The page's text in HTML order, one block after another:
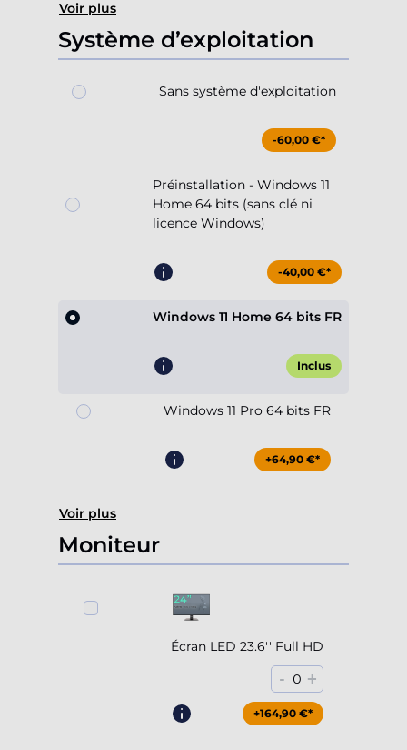
Voir plus
Système d’exploitation
Sans système d'exploitation
-60,00 €*
Préinstallation - Windows 11
Home 64 bits (sans clé ni
licence Windows)
-40,00 €*
Windows 11 Home 64 bits FR
Inclus
Windows 11 Pro 64 bits FR
+64,90 €*
Voir plus
Moniteur
Écran LED 23.6'' Full HD
- 0 +
+164,90 €*